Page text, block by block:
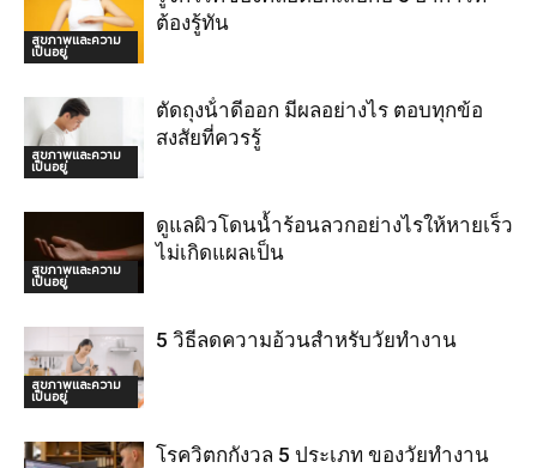
สุขภาพและความ
เป็นอยู่
ต้องรู้ทัน
สุขภาพและความ
เป็นอยู่
ตัดถุงน้ําดีออก มีผลอย่างไร ตอบทุกข้อ
สงสัยที่ควรรู้
สุขภาพและความ
เป็นอยู่
ดูแลผิวโดนน้ำร้อนลวกอย่างไรให้หายเร็ว
ไม่เกิดแผลเป็น
สุขภาพและความ
เป็นอยู่
5 วิธีลดความอ้วนสำหรับวัยทำงาน
โรควิตกกังวล 5 ประเภท ของวัยทำงาน